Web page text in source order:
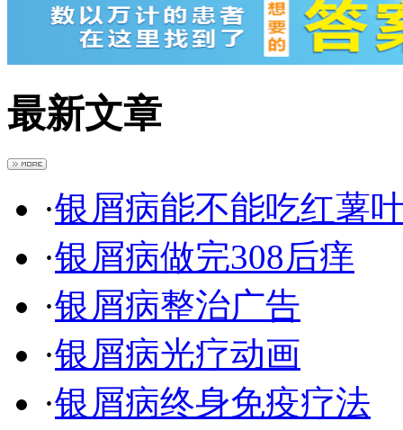
最新文章
·银屑病能不能吃红薯
·银屑病做完308后痒
·银屑病整治广告
·银屑病光疗动画
·银屑病终身免疫疗法